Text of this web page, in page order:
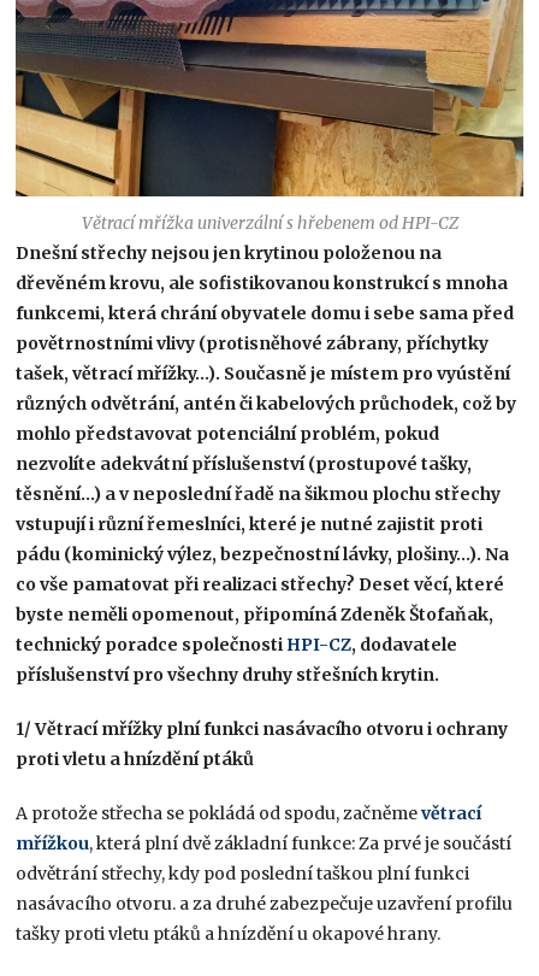
Větrací mřížka univerzální s hřebenem od HPI-CZ
Dnešní střechy nejsou jen krytinou položenou na
dřevěném krovu, ale sofistikovanou konstrukcí s mnoha
funkcemi, která chrání obyvatele domu i sebe sama před
povětrnostními vlivy (protisněhové zábrany, příchytky
tašek, větrací mřížky…). Současně je místem pro vyústění
různých odvětrání, antén či kabelových průchodek, což by
mohlo představovat potenciální problém, pokud
nezvolíte adekvátní příslušenství (prostupové tašky,
těsnění…) av neposlední řadě na šikmou plochu střechy
vstupují i různí řemeslníci, které je nutné zajistit proti
pádu (kominický výlez, bezpečnostní lávky, plošiny…). Na
co vše pamatovat při realizaci střechy? Deset věcí, které
byste neměli opomenout, připomíná Zdeněk Štofaňak,
technický poradce společnosti HPI-CZ, dodavatele
příslušenství pro všechny druhy střešních krytin.
1/ Větrací mřížky plní funkci nasávacího otvoru i ochrany
proti vletu a hnízdění ptáků
A protože střecha se pokládá od spodu, začněmevětrací
mřížkou, která plní dvě základní funkce: Za prvé je součástí
odvětrání střechy, kdy pod poslední taškou plní funkci
nasávacího otvoru. a za druhé zabezpečuje uzavření profilu
tašky proti vletu ptáků a hnízdění u okapové hrany.